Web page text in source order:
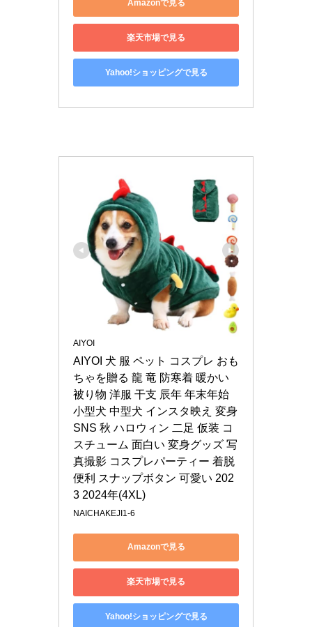
Amazonで見る
楽天市場で見る
Yahoo!ショッピングで見る
AIYOI
AIYOI 犬 服 ペット コスプレ おも
ちゃを贈る 龍 竜 防寒着 暖かい
被り物 洋服 干支 辰年 年末年始
小型犬 中型犬 インスタ映え 変身
SNS 秋 ハロウィン 二足 仮装 コ
スチューム 面白い 変身グッズ 写
真撮影 コスプレパーティー 着脱
便利 スナップボタン 可愛い 202
3 2024年(4XL)
NAICHAKEJI1-6
Amazonで見る
楽天市場で見る
Yahoo!ショッピングで見る